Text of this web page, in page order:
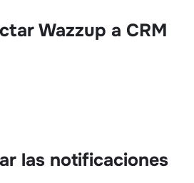
Wazzup a CRM
las notificaciones